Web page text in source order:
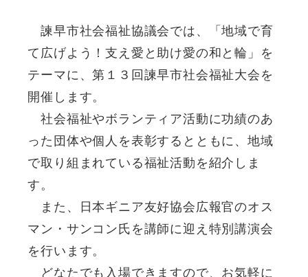
諫早市社会福祉協議会では、「地域で育
て広げよう！支え愛と助け愛の和と輪」を
テーマに、第１３回諫早市社会福祉大会を
開催します。
社会福祉やボランティア活動に功績のあ
った団体や個人を表彰するとともに、地域
で取り組まれている福祉活動を紹介しま
す。
また、日本ギニア友好協会広報官のオス
マン・サンコン氏を講師に迎え特別講演会
を行います。
どなたでも入場できますので、お気軽に